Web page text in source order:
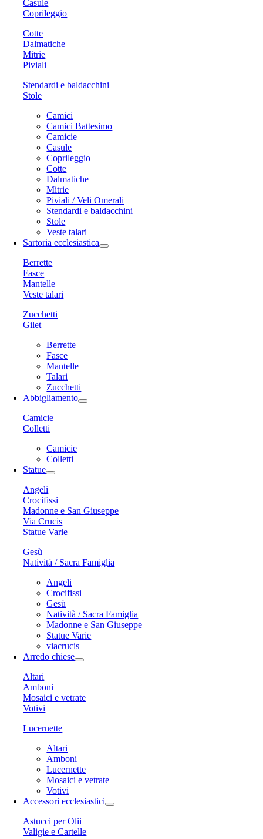
Casule
Coprileggio
Cotte
Dalmatiche
Mitrie
Piviali
Stendardi e baldacchini
Stole
Camici
Camici Battesimo
Camicie
Casule
Coprileggio
Cotte
Dalmatiche
Mitrie
Piviali / Veli Omerali
Stendardi e baldacchini
Stole
Veste talari
Sartoria ecclesiastica
Berrette
Fasce
Mantelle
Veste talari
Zucchetti
Gilet
Berrette
Fasce
Mantelle
Talari
Zucchetti
Abbigliamento
Camicie
Colletti
Camicie
Colletti
Statue
Angeli
Crocifissi
Madonne e San Giuseppe
Via Crucis
Statue Varie
Gesù
Natività / Sacra Famiglia
Angeli
Crocifissi
Gesù
Natività / Sacra Famiglia
Madonne e San Giuseppe
Statue Varie
viacrucis
Arredo chiese
Altari
Amboni
Mosaici e vetrate
Votivi
Lucernette
Altari
Amboni
Lucernette
Mosaici e vetrate
Votivi
Accessori ecclesiastici
Astucci per Olii
Valigie e Cartelle